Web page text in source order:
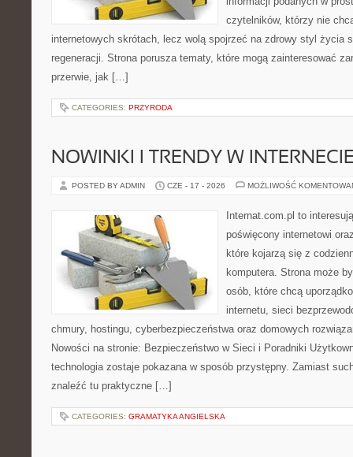
czytelników, którzy nie
internetowych skrótach, lecz wolą spojrzeć na zdrowy styl życia
regeneracji. Strona porusza tematy, które mogą zainteresować
przerwie, jak […]
CATEGORIES: PRZYRODA
NOWINKI I TRENDY W
POSTED BY ADMIN CZE - 17 - 2026 MOŻLIWOŚĆ
Internat.com.pl to
poświęcony internetowi
które kojarzą się z
komputera. Strona może
osób, które chcą
internetu, sieci
chmury, hostingu, cyberbezpieczeństwa oraz domowych
Nowości na stronie: Bezpieczeństwo w Sieci i Poradniki
technologia zostaje pokazana w sposób przystępny. Zamiast
znaleźć tu praktyczne […]
CATEGORIES: GRAMATYKA ANGIELSKA